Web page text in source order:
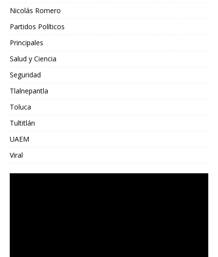
Nicolás Romero
Partidos Políticos
Principales
Salud y Ciencia
Seguridad
Tlalnepantla
Toluca
Tultitlán
UAEM
Viral